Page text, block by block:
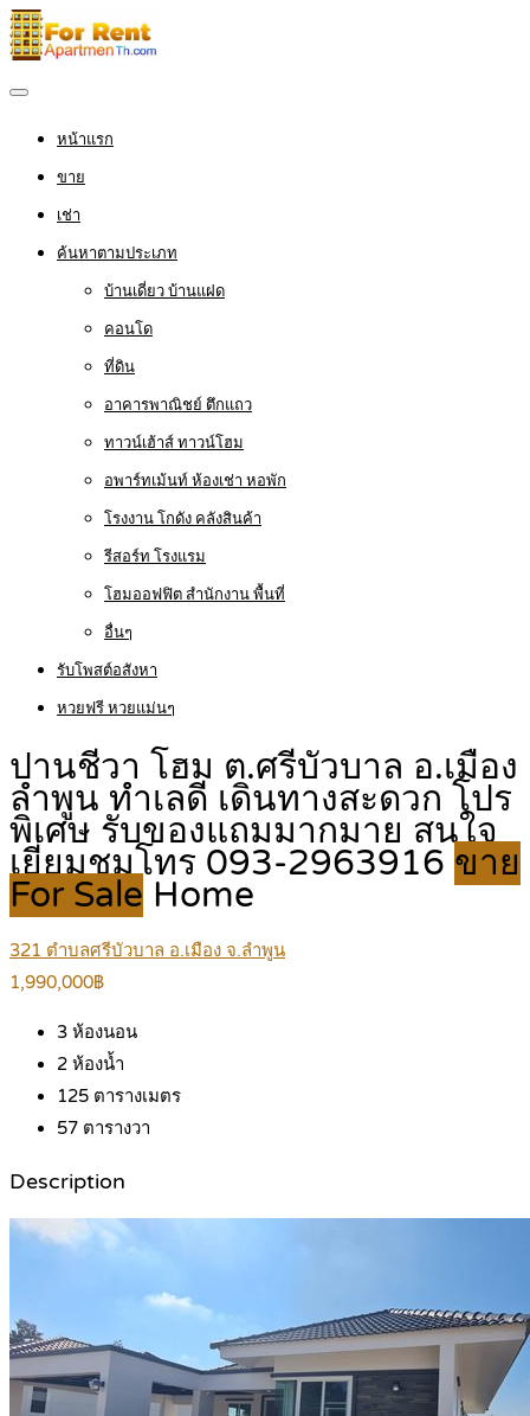
หน้าแรก
ขาย
เช่า
ค้นหาตามประเภท
บ้านเดี่ยว บ้านแฝด
คอนโด
ที่ดิน
อาคารพาณิชย์ ตึกแถว
ทาวน์เฮ้าส์ ทาวน์โฮม
อพาร์ทเม้นท์ ห้องเช่า หอพัก
โรงงาน โกดัง คลังสินค้า
รีสอร์ท โรงแรม
โฮมออฟฟิต สำนักงาน พื้นที่
อื่นๆ
รับโพสต์อสังหา
หวยฟรี หวยแม่นๆ
ปานชีวา โฮม ต.ศรีบัวบาล อ.เมือง
ลำพูน ทำเลดี เดินทางสะดวก โปร
พิเศษ รับของแถมมากมาย สนใจ
เยี่ยมชมโทร 093-2963916 ขาย
For Sale Home
321 ตำบลศรีบัวบาล อ.เมือง จ.ลำพูน
1,990,000฿
3 ห้องนอน
2 ห้องน้ำ
125 ตารางเมตร
57 ตารางวา
Description